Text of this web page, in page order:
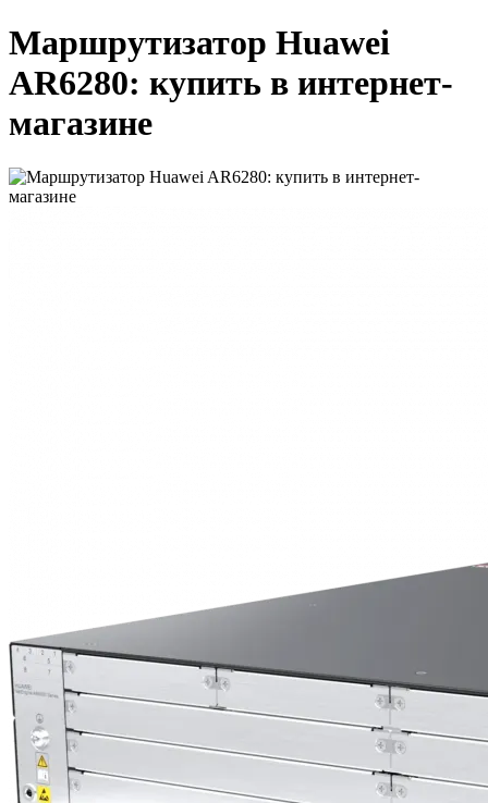
Маршрутизатор Huawei
AR6280: купить в интернет-
магазине